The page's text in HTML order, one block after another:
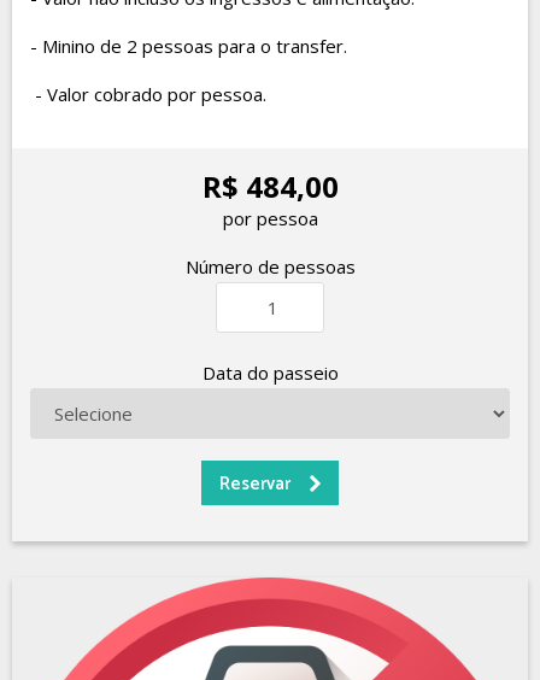
- Minino de 2 pessoas para o transfer.
- Valor cobrado por pessoa.
R$ 484,00
por pessoa
Número de pessoas
Data do passeio